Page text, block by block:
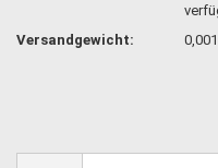
Versandgewicht: 0,001